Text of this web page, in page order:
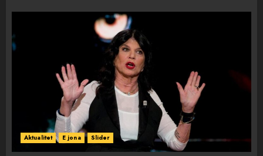
Aktualitet E jona Slider